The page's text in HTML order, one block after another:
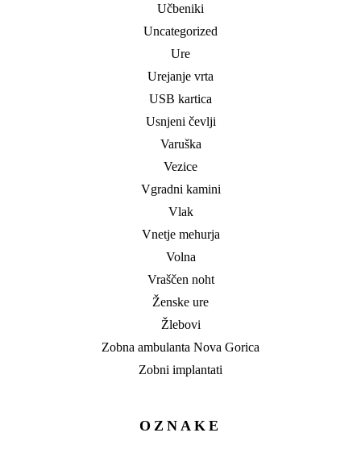
Učbeniki
Uncategorized
Ure
Urejanje vrta
USB kartica
Usnjeni čevlji
Varuška
Vezice
Vgradni kamini
Vlak
Vnetje mehurja
Volna
Vraščen noht
Ženske ure
Žlebovi
Zobna ambulanta Nova Gorica
Zobni implantati
OZNAKE